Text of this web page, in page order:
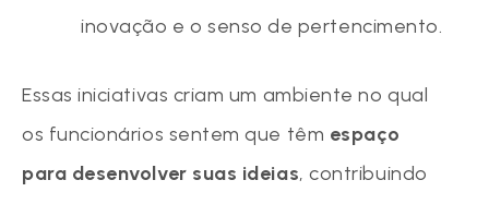
inovação e o senso de pertencimento.
Essas iniciativas criam um ambiente no qual
os funcionários sentem que têm espaço
para desenvolver suas ideias, contribuindo